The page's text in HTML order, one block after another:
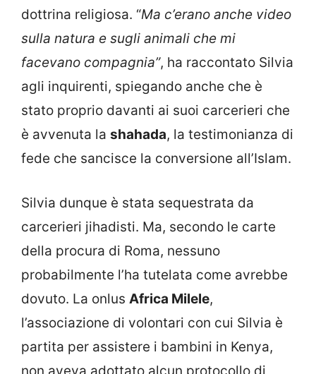
dottrina religiosa. “Ma c’erano anche video
sulla natura e sugli animali che mi
facevano compagnia”, ha raccontato Silvia
agli inquirenti, spiegando anche che è
stato proprio davanti ai suoi carcerieri che
è avvenuta la shahada, la testimonianza di
fede che sancisce la conversione all’Islam.
Silvia dunque è stata sequestrata da
carcerieri jihadisti. Ma, secondo le carte
della procura di Roma, nessuno
probabilmente l’ha tutelata come avrebbe
dovuto. La onlus Africa Milele,
l’associazione di volontari con cui Silvia è
partita per assistere i bambini in Kenya,
non aveva adottato alcun protocollo di